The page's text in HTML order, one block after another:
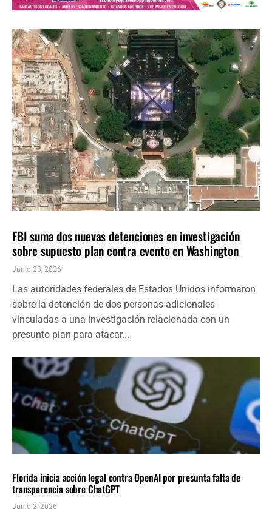
FBI suma dos nuevas detenciones en investigación
sobre supuesto plan contra evento en Washington
Junio 23, 2026
Las autoridades federales de Estados Unidos informaron
sobre la detención de dos personas adicionales
vinculadas a una investigación relacionada con un
presunto plan para atacar...
Florida inicia acción legal contra OpenAI por presunta falta de
transparencia sobre ChatGPT
Junio 2, 2026